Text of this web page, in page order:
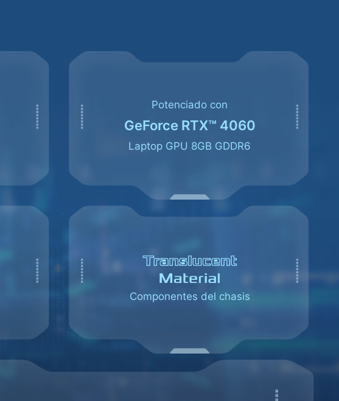
Potenciado con
GeForce RTX™ 4060
Laptop GPU 8GB GDDR6
Componentes del chasis